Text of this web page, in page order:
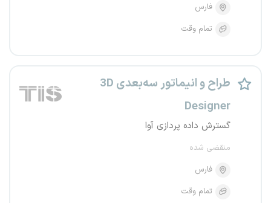
فارس
تمام وقت
طراح و انیماتور سه‌بعدی 3D
Designer
گسترش داده پردازی آوا
منقضی شده
فارس
تمام وقت